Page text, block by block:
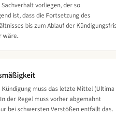
Sachverhalt vorliegen, der so
ist, dass die Fortsetzung des
bis zum Ablauf der
wäre.
Kündigung muss das letzte Mittel (Ultima
der Regel muss vorher abgemahnt
bei schwersten Verstößen entfällt das.